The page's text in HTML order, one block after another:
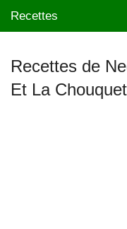
Recettes
Mes blogs préférés
Recettes de
Et La